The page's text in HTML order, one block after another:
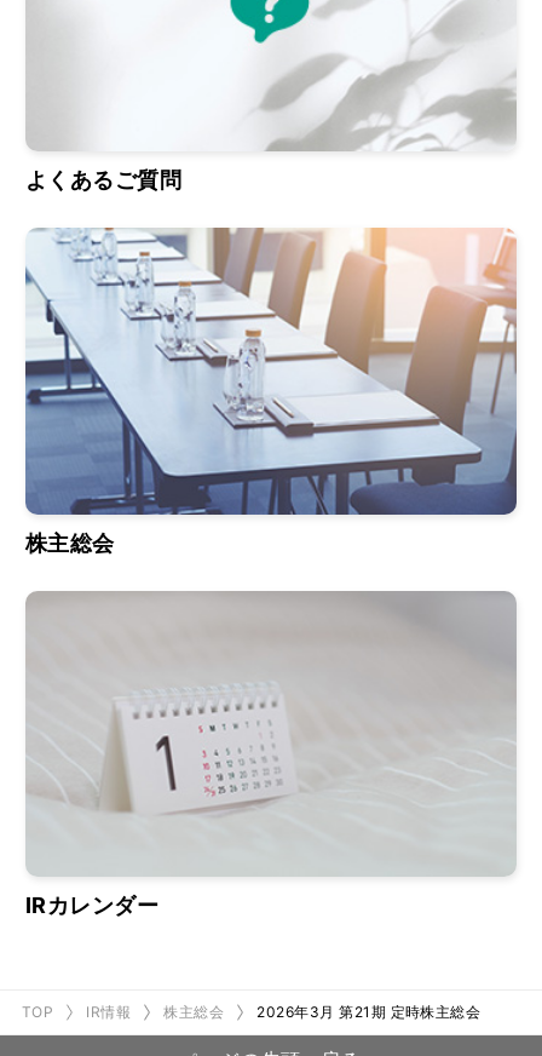
よくあるご質問
株主総会
IRカレンダー
TOP IR情報 株主総会 2026年3月 第21期 定時株主総会